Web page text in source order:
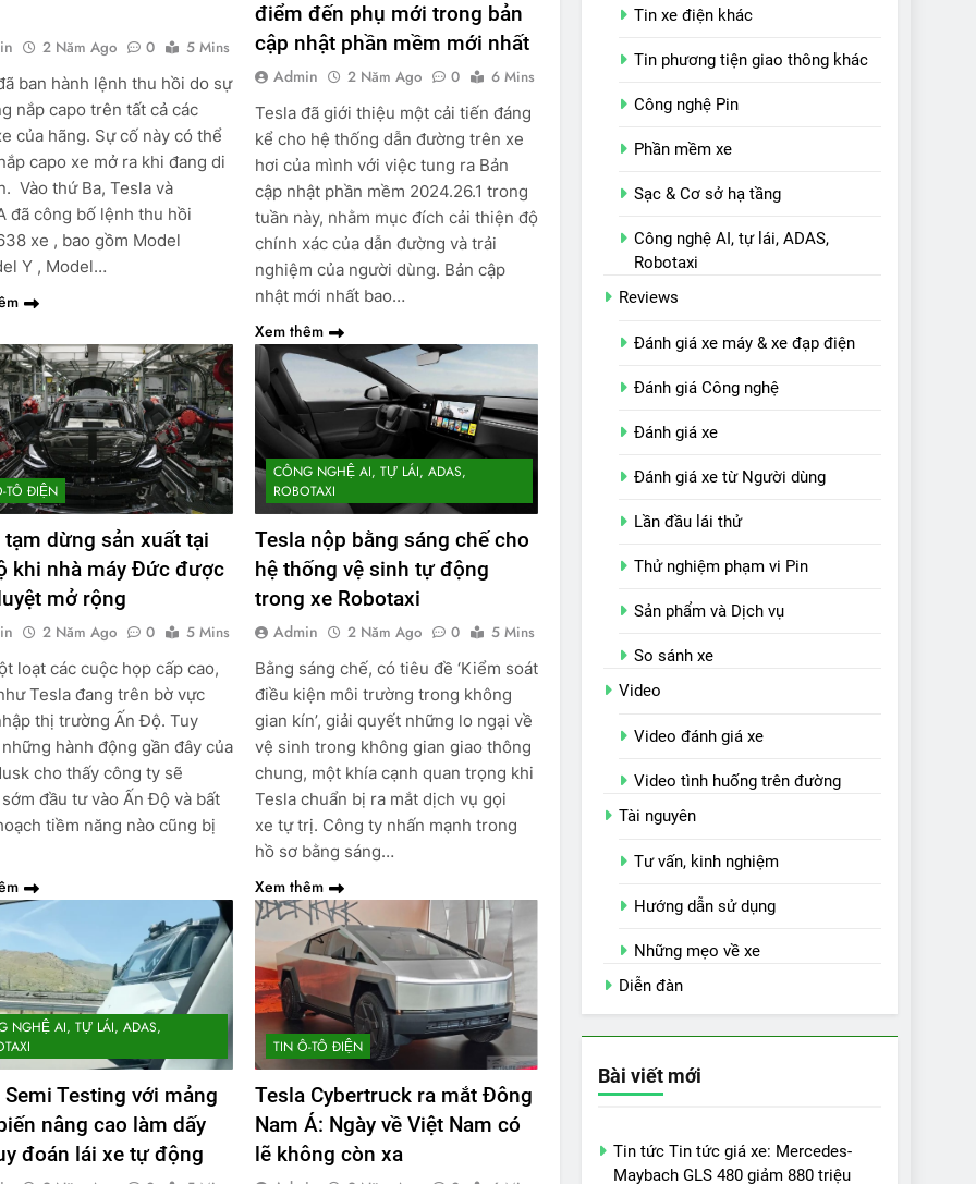
2 Năm Ago 0
5 Mins
ban hành lệnh thu hồi do sự
nắp capo trên tất cả các
của hãng. Sự cố này có thể
capo xe mở ra khi đang di
Vào thứ Ba, Tesla và
đã công bố lệnh thu hồi
xe , bao gồm Model
Y , Model…
điểm đến phụ mới trong bản
cập nhật phần mềm mới nhất
Admin 2 Năm Ago 0
6 Mins
Tesla đã giới thiệu một cải tiến đáng
kể cho hệ thống dẫn đường trên xe
hơi của mình với việc tung ra Bản
cập nhật phần mềm 2024.26.1 trong
tuần này, nhằm mục đích cải thiện độ
chính xác của dẫn đường và trải
nghiệm của người dùng. Bản cập
nhật mới nhất bao…
Xem thêm
TÔ ĐIỆN
tạm dừng sản xuất tại
khi nhà máy Đức được
mở rộng
2 Năm Ago 0
5 Mins
loạt các cuộc họp cấp cao,
Tesla đang trên bờ vực
thị trường Ấn Độ. Tuy
hành động gần đây của
cho thấy công ty sẽ
đầu tư vào Ấn Độ và bất
tiềm năng nào cũng bị
CÔNG NGHỆ AI, TỰ LÁI, ADAS,
ROBOTAXI
Tesla nộp bằng sáng chế cho
hệ thống vệ sinh tự động
trong xe Robotaxi
Admin 2 Năm Ago 0
5 Mins
Bằng sáng chế, có tiêu đề ‘Kiểm soát
điều kiện môi trường trong không
gian kín’, giải quyết những lo ngại về
vệ sinh trong không gian giao thông
chung, một khía cạnh quan trọng khi
Tesla chuẩn bị ra mắt dịch vụ gọi
xe tự trị. Công ty nhấn mạnh trong
hồ sơ bằng sáng…
Xem thêm
NGHỆ AI, TỰ LÁI, ADAS,
Semi Testing với mảng
nâng cao làm dấy
đoán lái xe tự động
TIN Ô-TÔ ĐIỆN
Tesla Cybertruck ra mắt Đông
Nam Á: Ngày về Việt Nam có
lẽ không còn xa
Tin xe điện khác
Tin phương tiện giao thông khác
Công nghệ Pin
Phần mềm xe
Sạc & Cơ sở hạ tầng
Công nghệ AI, tự lái, ADAS,
Robotaxi
Reviews
Đánh giá xe máy & xe đạp điện
Đánh giá Công nghệ
Đánh giá xe
Đánh giá xe từ Người dùng
Lần đầu lái thử
Thử nghiệm phạm vi Pin
Sản phẩm và Dịch vụ
So sánh xe
Video
Video đánh giá xe
Video tình huống trên đường
Tài nguyên
Tư vấn, kinh nghiệm
Hướng dẫn sử dụng
Những mẹo về xe
Diễn đàn
Bài viết mới
Tin tức Tin tức giá xe: Mercedes-
Maybach GLS 480 giảm 880 triệu